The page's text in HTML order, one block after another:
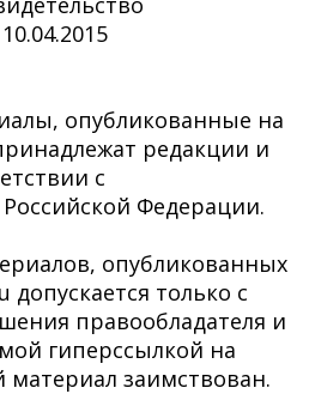
опубликованные на
редакции и
с
Федерации.
опубликованных
допускается только с
правообладателя и
гиперссылкой на
материал заимствован.